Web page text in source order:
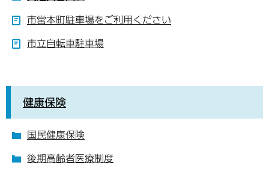
市営本町駐車場をご利用ください
市立自転車駐車場
健康保険
国民健康保険
後期高齢者医療制度